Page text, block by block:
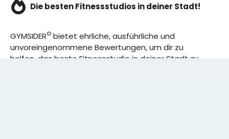
Die besten Fitnessstudios in deiner Stadt!
GYMSIDER© bietet ehrliche, ausführliche und
unvoreingenommene Bewertungen, um dir zu
helfen, das beste Fitnessstudio in deiner Stadt zu